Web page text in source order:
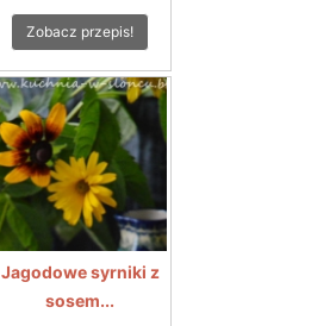
Zobacz przepis!
Jagodowe syrniki z
sosem...